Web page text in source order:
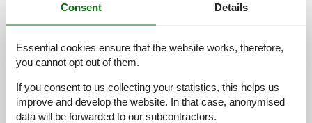
Room:
Value for money:
Consent Details
Essential cookies ensure that the website works, therefore,
you cannot opt out of them.
If you consent to us collecting your statistics, this helps us
improve and develop the website. In that case, anonymised
data will be forwarded to our subcontractors.